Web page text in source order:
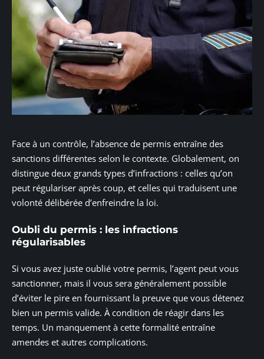
Face à un contrôle, l’absence de permis entraîne des
sanctions différentes selon le contexte. Globalement, on
distingue deux grands types d’infractions : celles qu’on
peut régulariser après coup, et celles qui traduisent une
volonté délibérée d’enfreindre la loi.
Oubli du permis : les infractions
régularisables
Si vous avez juste oublié votre permis, l’agent peut vous
sanctionner, mais il vous sera généralement possible
d’éviter le pire en fournissant la preuve que vous détenez
bien un permis valide. À condition de réagir dans les
temps. Un manquement à cette formalité entraîne
amendes et autres complications.